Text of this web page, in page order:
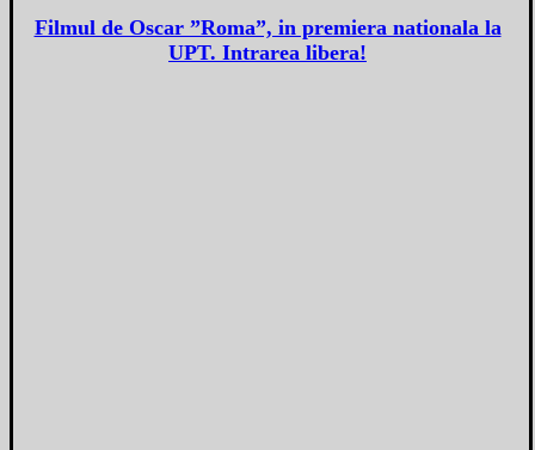
Filmul de Oscar ”Roma”, in premiera nationala la
UPT. Intrarea libera!